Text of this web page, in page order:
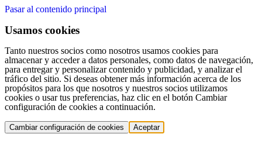
Pasar al contenido principal
Usamos cookies
Tanto nuestros socios como nosotros usamos cookies para
almacenar y acceder a datos personales, como datos de navegación,
para entregar y personalizar contenido y publicidad, y analizar el
tráfico del sitio. Si deseas obtener más información acerca de los
propósitos para los que nosotros y nuestros socios utilizamos
cookies o usar tus preferencias, haz clic en el botón Cambiar
configuración de cookies a continuación.
Cambiar configuración de cookies Aceptar